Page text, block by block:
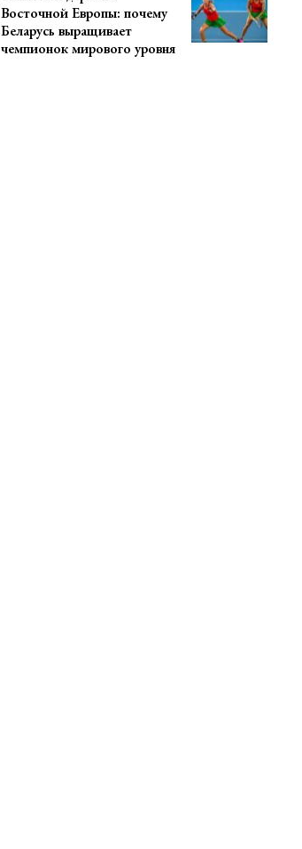
Восточной Европы: почему
Беларусь выращивает
чемпионок мирового уровня